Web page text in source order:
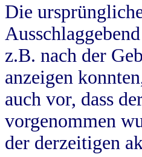
Die
z.B. nach der
anzeigen
auch vor, dass
vorgenommen
der derzeitigen